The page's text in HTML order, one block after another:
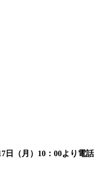
（月）10：00より電